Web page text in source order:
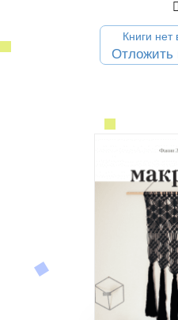
Книги нет
Отложить